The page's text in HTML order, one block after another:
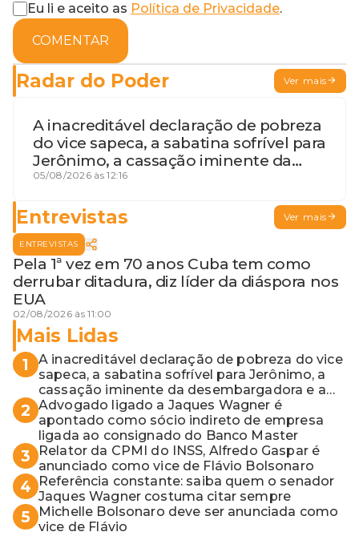
Eu li e aceito as Política de Privacidade.
COMENTAR
Radar do Poder Ver mais
A inacreditável declaração de pobreza
do vice sapeca, a sabatina sofrível para
Jerônimo, a cassação iminente da
desembargadora e a vaga do Quinto
05/08/2026 às 12:16
Entrevistas Ver mais
ENTREVISTAS
Pela 1ª vez em 70 anos Cuba tem como
derrubar ditadura, diz líder da diáspora nos
EUA
02/08/2026 às 11:00
Mais Lidas
1
A inacreditável declaração de pobreza do vice
sapeca, a sabatina sofrível para Jerônimo, a
cassação iminente da desembargadora e a
vaga do Quinto para o MP baiano
2 Advogado ligado a Jaques Wagner é
apontado como sócio indireto de empresa
ligada ao consignado do Banco Master
3
Relator da CPMI do INSS, Alfredo Gaspar é
anunciado como vice de Flávio Bolsonaro
4
Referência constante: saiba quem o senador
Jaques Wagner costuma citar sempre
5
Michelle Bolsonaro deve ser anunciada como
vice de Flávio